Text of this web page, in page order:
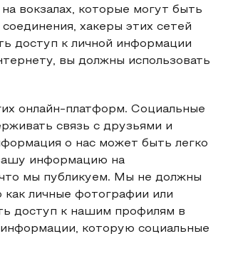
вокзалах, которые могут быть
хакеры этих сетей
доступ к личной информации
вы должны использовать
онлайн-платформ. Социальные
связь с друзьями и
о нас может быть легко
информацию на
мы публикуем. Мы не должны
личные фотографии или
доступ к нашим профилям в
которую социальные